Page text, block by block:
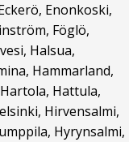
Enonkoski,
Föglö,
Halsua,
Hammarland,
Hattula,
Hirvensalmi,
Hyrynsalmi,